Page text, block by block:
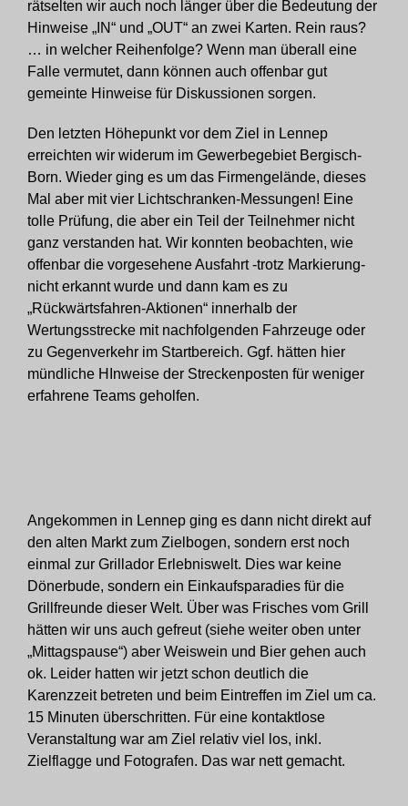
rätselten wir auch noch länger über die Bedeutung der
Hinweise „IN“ und „OUT“ an zwei Karten. Rein raus?
… in welcher Reihenfolge? Wenn man überall eine
Falle vermutet, dann können auch offenbar gut
gemeinte Hinweise für Diskussionen sorgen.
Den letzten Höhepunkt vor dem Ziel in Lennep
erreichten wir widerum im Gewerbegebiet Bergisch-
Born. Wieder ging es um das Firmengelände, dieses
Mal aber mit vier Lichtschranken-Messungen! Eine
tolle Prüfung, die aber ein Teil der Teilnehmer nicht
ganz verstanden hat. Wir konnten beobachten, wie
offenbar die vorgesehene Ausfahrt -trotz Markierung-
nicht erkannt wurde und dann kam es zu
„Rückwärtsfahren-Aktionen“ innerhalb der
Wertungsstrecke mit nachfolgenden Fahrzeuge oder
zu Gegenverkehr im Startbereich. Ggf. hätten hier
mündliche HInweise der Streckenposten für weniger
erfahrene Teams geholfen.
Angekommen in Lennep ging es dann nicht direkt auf
den alten Markt zum Zielbogen, sondern erst noch
einmal zur Grillador Erlebniswelt. Dies war keine
Dönerbude, sondern ein Einkaufsparadies für die
Grillfreunde dieser Welt. Über was Frisches vom Grill
hätten wir uns auch gefreut (siehe weiter oben unter
„Mittagspause“) aber Weiswein und Bier gehen auch
ok. Leider hatten wir jetzt schon deutlich die
Karenzzeit betreten und beim Eintreffen im Ziel um ca.
15 Minuten überschritten. Für eine kontaktlose
Veranstaltung war am Ziel relativ viel los, inkl.
Zielflagge und Fotografen. Das war nett gemacht.